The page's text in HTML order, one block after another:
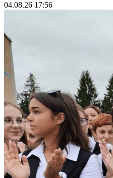
04.08.26 17:56